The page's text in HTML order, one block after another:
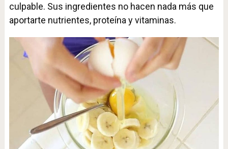
culpable. Sus ingredientes no hacen nada más que
aportarte nutrientes, proteína y vitaminas.